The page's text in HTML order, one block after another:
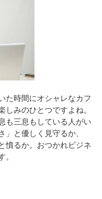
た時間にオシャレなカフ
しみのひとつですよね。
も三息もしている人がい
」と優しく見守るか、
憤るか。おつかれビジネ
。